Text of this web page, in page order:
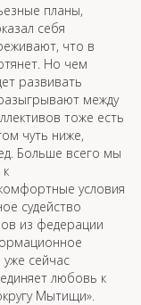
планы,
себя
что в
Но чем
развивать
между
тоже есть
чуть ниже,
Больше всего мы
условия
судейство
из федерации
сейчас
любовь к
Мытищи».